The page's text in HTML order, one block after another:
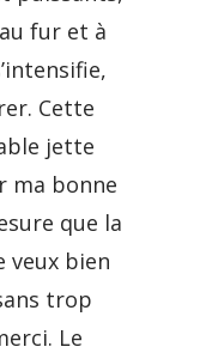
fur et à
Cette
jette
ma bonne
que la
veux bien
trop
Le